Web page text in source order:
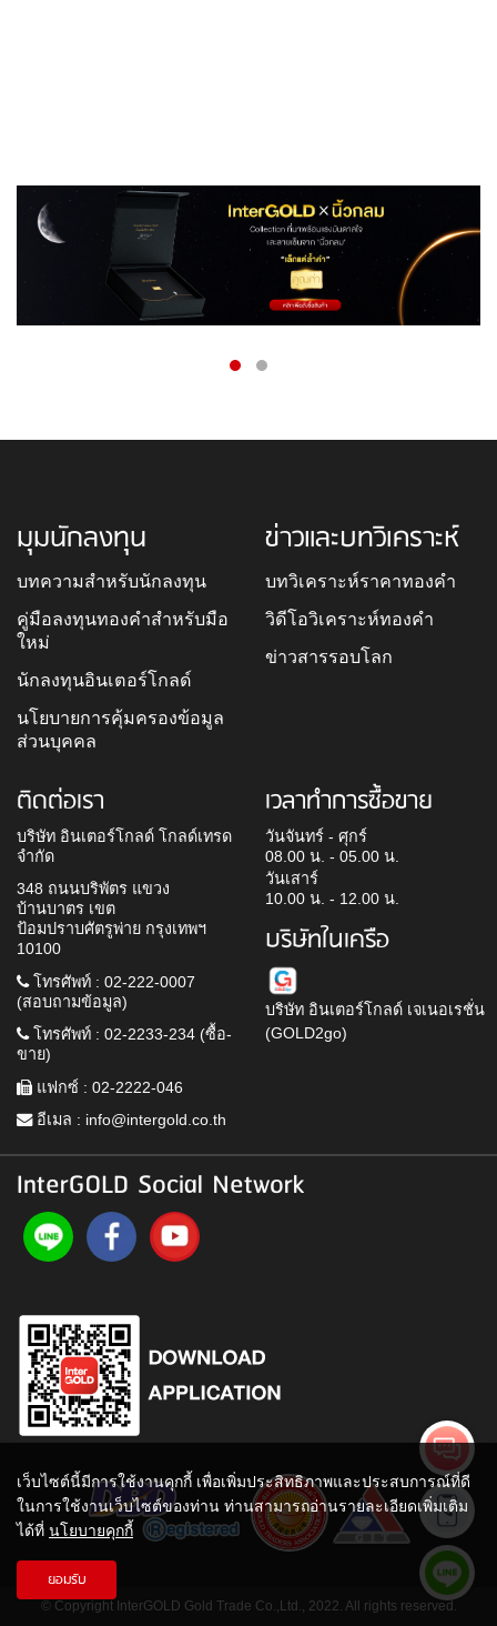
มุมนักลงทุน
บทความสำหรับนักลงทุน
คู่มือลงทุนทองคำสำหรับมือ
ใหม่
นักลงทุนอินเตอร์โกลด์
นโยบายการคุ้มครองข้อมูล
ส่วนบุคคล
ข่าวและบทวิเคราะห์
บทวิเคราะห์ราคาทองคำ
วิดีโอวิเคราะห์ทองคำ
ข่าวสารรอบโลก
ติดต่อเรา
บริษัท อินเตอร์โกลด์ โกลด์เทรด
จำกัด
348 ถนนบริพัตร แขวง
บ้านบาตร เขต
ป้อมปราบศัตรูพ่าย กรุงเทพฯ
10100
โทรศัพท์ : 02-222-0007
(สอบถามข้อมูล)
โทรศัพท์ : 02-2233-234 (ซื้อ-
ขาย)
แฟกซ์ : 02-2222-046
อีเมล : info@intergold.co.th
เวลาทำการซื้อขาย
วันจันทร์ - ศุกร์
08.00 น. - 05.00 น.
วันเสาร์
10.00 น. - 12.00 น.
บริษัทในเครือ
บริษัท อินเตอร์โกลด์ เจเนอเรชั่น
(GOLD2go)
InterGOLD Social Network
© Copyright InterGOLD Gold Trade Co.,Ltd., 2022. All rights reserved.
เว็บไซต์นี้มีการใช้งานคุกกี้ เพื่อเพิ่มประสิทธิภาพและประสบการณ์ที่ดี
ในการใช้งานเว็บไซต์ของท่าน ท่านสามารถอ่านรายละเอียดเพิ่มเติม
ได้ที่ นโยบายคุกกี้
ยอมรับ